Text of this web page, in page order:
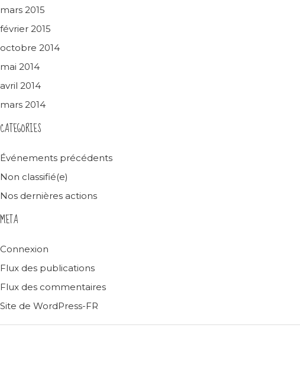
mars 2015
février 2015
octobre 2014
mai 2014
avril 2014
mars 2014
CATEGORIES
Événements précédents
Non classifié(e)
Nos dernières actions
META
Connexion
Flux des publications
Flux des commentaires
Site de WordPress-FR